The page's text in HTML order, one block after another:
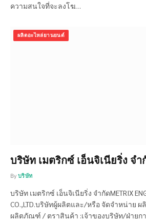
ความสนใจที่จะลงโฆ…
ผลิตอะไหล่ยานยนต์
บริษัท เมตริกซ์ เอ็นจิเนียริ่ง จำ
By บริษัท
บริษัท เมตริกซ์ เอ็นจิเนียริ่ง จำกัดMETRIX
CO.,LTD.บริษัทผู้ผลิตและ/หรือ จัดจำหน่าย
ผลิตภัณฑ์ / ตราสินค้า :เจ้าของบริษัท/ฝ่ายก